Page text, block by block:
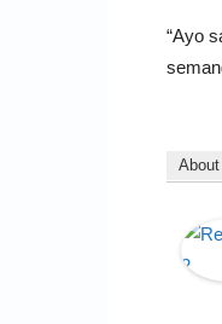
“Ayo
About